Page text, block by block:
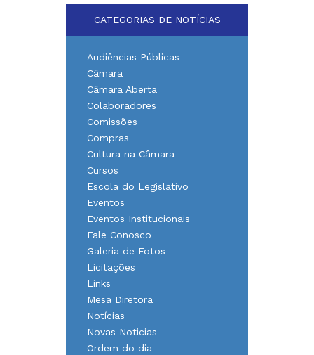
CATEGORIAS DE NOTÍCIAS
Audiências Públicas
Câmara
Câmara Aberta
Colaboradores
Comissões
Compras
Cultura na Câmara
Cursos
Escola do Legislativo
Eventos
Eventos Institucionais
Fale Conosco
Galeria de Fotos
Licitações
Links
Mesa Diretora
Notícias
Novas Noticias
Ordem do dia